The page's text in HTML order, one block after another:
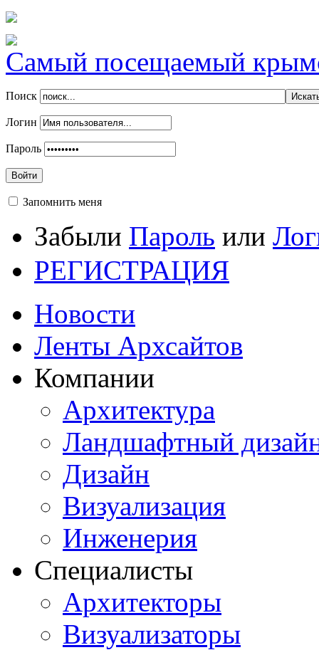
Самый посещаемый
Поиск
Логин
Пароль
Войти
Запомнить меня
Забыли Пароль или
РЕГИСТРАЦИЯ
Новости
Ленты Архсайтов
Компании
Архитектура
Ландшафтный
Дизайн
Визуализация
Инженерия
Специалисты
Архитекторы
Визуализаторы